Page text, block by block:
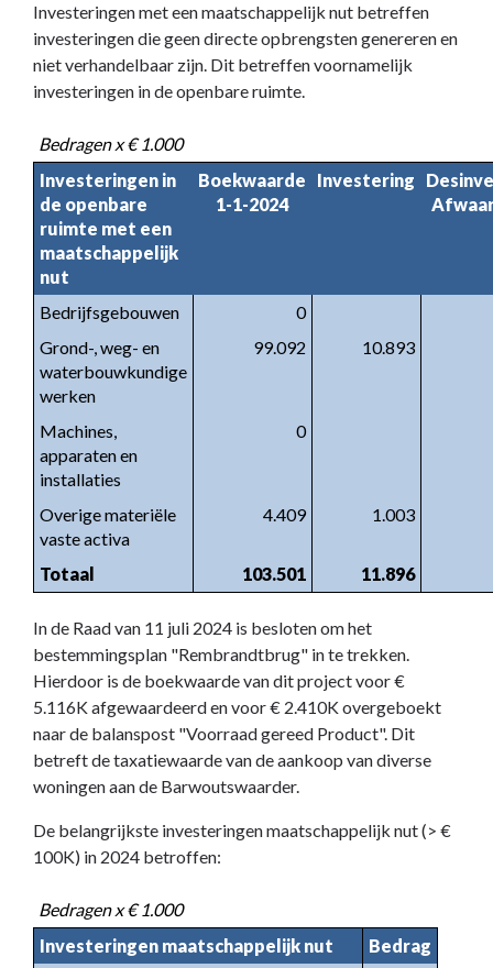
Investeringen met een maatschappelijk nut betreffen
investeringen die geen directe opbrengsten genereren en
niet verhandelbaar zijn. Dit betreffen voornamelijk
investeringen in de openbare ruimte.
Bedragen x € 1.000
Investeringen in
de openbare
ruimte met een
maatschappelijk
nut
Boekwaarde
1-1-2024
Investering
Bedrijfsgebouwen
0
Grond-, weg- en
waterbouwkundige
werken
99.092 10.893
Machines,
apparaten en
installaties
0
Overige materiële
vaste activa
4.409 1.003
Totaal 103.501 11.896
In de Raad van 11 juli 2024 is besloten om het
bestemmingsplan "Rembrandtbrug" in te trekken.
Hierdoor is de boekwaarde van dit project voor €
5.116K afgewaardeerd en voor € 2.410K overgeboekt
naar de balanspost "Voorraad gereed Product". Dit
betreft de taxatiewaarde van de aankoop van diverse
woningen aan de Barwoutswaarder.
De belangrijkste investeringen maatschappelijk nut (> €
100K) in 2024 betroffen:
Bedragen x € 1.000
Investeringen maatschappelijk nut
Bedrag